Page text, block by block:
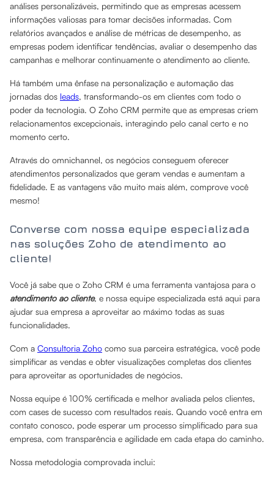
análises personalizáveis, permitindo que as empresas acessem
informações valiosas para tomar decisões informadas. Com
relatórios avançados e análise de métricas de desempenho, as
empresas podem identificar tendências, avaliar o desempenho das
campanhas e melhorar continuamente o atendimento ao cliente.
Há também uma ênfase na personalização e automação das
jornadas dos leads, transformando-os em clientes com todo o
poder da tecnologia. O Zoho CRM permite que as empresas criem
relacionamentos excepcionais, interagindo pelo canal certo e no
momento certo.
Através do omnichannel, os negócios conseguem oferecer
atendimentos personalizados que geram vendas e aumentam a
fidelidade. E as vantagens vão muito mais além, comprove você
mesmo!
Converse com nossa equipe especializada
nas soluções Zoho de atendimento ao
cliente!
Você já sabe que o Zoho CRM é uma ferramenta vantajosa para o
atendimento ao cliente, e nossa equipe especializada está aqui para
ajudar sua empresa a aproveitar ao máximo todas as suas
funcionalidades.
Com a Consultoria Zoho como sua parceira estratégica, você pode
simplificar as vendas e obter visualizações completas dos clientes
para aproveitar as oportunidades de negócios.
Nossa equipe é 100% certificada e melhor avaliada pelos clientes,
com cases de sucesso com resultados reais. Quando você entra em
contato conosco, pode esperar um processo simplificado para sua
empresa, com transparência e agilidade em cada etapa do caminho.
Nossa metodologia comprovada inclui: